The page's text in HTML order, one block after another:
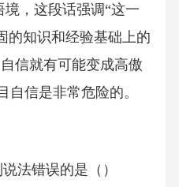
境，这段话强调“这一
的知识和经验基础上的
信就有可能变成高傲
自信是非常危险的。
法错误的是（）